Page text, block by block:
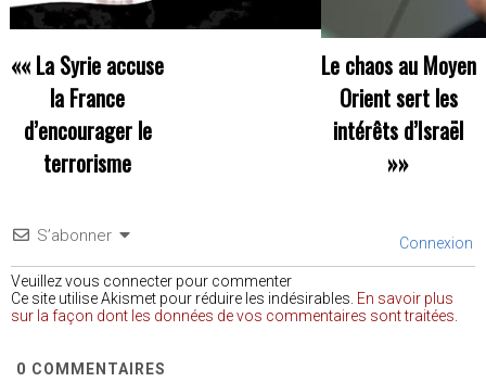
«« La Syrie accuse
la France
d’encourager le
terrorisme
Le chaos au Moyen
Orient sert les
intérêts d’Israël
»»
S’abonner Connexion
Veuillez vous connecter pour commenter
Ce site utilise Akismet pour réduire les indésirables. En savoir plus
sur la façon dont les données de vos commentaires sont traitées
0 COMMENTAIRES